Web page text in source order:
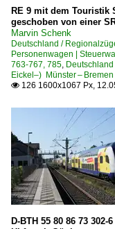
1 218 BR
1 218 BR
1 246 BR
0 612 BR
0 614 BR
0 622 BR
0 622 BR
0 623 BR
0 628 BR
RE 9 mit dem Touristik
geschoben von einer
Marvin Schenk
Deutschland /
Personenwagen |
763-767, 785,
Eickel–) Münster –
 126 1600x1067 Px,
D-BTH 55 80 86 73